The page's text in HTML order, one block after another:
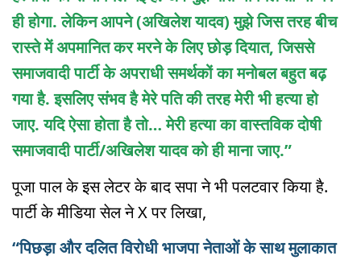
ही होगा. लेकिन आपने (अखिलेश यादव) मुझे जिस तरह बीच
रास्ते में अपमानित कर मरने के लिए छोड़ दियात, जिससे
समाजवादी पार्टी के अपराधी समर्थकों का मनोबल बहुत बढ़
गया है. इसलिए संभव है मेरे पति की तरह मेरी भी हत्या हो
जाए. यदि ऐसा होता है तो… मेरी हत्या का वास्तविक दोषी
समाजवादी पार्टी/अखिलेश यादव को ही माना जाए.”
पूजा पाल के इस लेटर के बाद सपा ने भी पलटवार किया है.
पार्टी के मीडिया सेल ने X पर लिखा,
“पिछड़ा और दलित विरोधी भाजपा नेताओं के साथ मुलाकात